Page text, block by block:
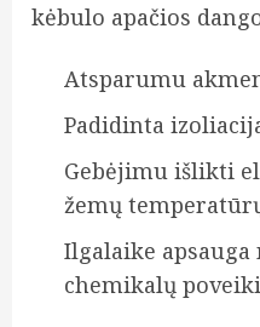
kėbulo apačios
Atsparumu
Padidinta
Gebėjimu išlikti
žemų
Ilgalaike
chemikalų